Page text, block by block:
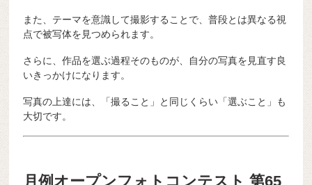
また、テーマを意識して撮影することで、普段とは異なる視
点で被写体を見つめられます。
さらに、作品を選ぶ過程そのものが、自分の写真を見直す良
いきっかけになります。
写真の上達には、「撮ること」と同じくらい「選ぶこと」も
大切です。
月例オープンフォトコンテスト 第65